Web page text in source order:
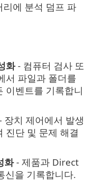
에 분석 덤프 파
화- 컴퓨터 검사 또
서 파일과 폴더를
이벤트를 기록합니
장치 제어에서 발생
진단 및 문제 해결
화- 제품과 Direct
신을 기록합니다.